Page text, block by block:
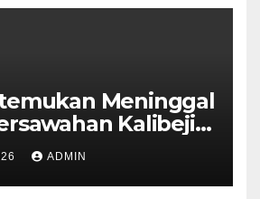
Meninggal
Kalibeji,
Tidak Ada
ADMIN